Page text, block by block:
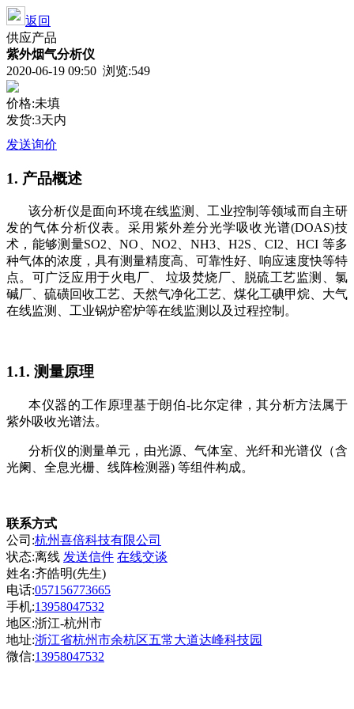
返回
供应产品
紫外烟气分析仪
2020-06-19 09:50 浏览:549
价格:未填
发货:3天内
发送询价
1. 产品概述
该分析仪是面向环境在线监测、工业控制等领域而自主研
发的气体分析仪表。采用紫外差分光学吸收光谱(DOAS)技
术，能够测量SO2、NO、NO2、NH3、H2S、CI2、HCI 等多
种气体的浓度，具有测量精度高、可靠性好、响应速度快等特
点。可广泛应用于火电厂、 垃圾焚烧厂、脱硫工艺监测、氯
碱厂、硫磺回收工艺、天然气净化工艺、煤化工碘甲烷、大气
在线监测、工业锅炉窑炉等在线监测以及过程控制。
1.1. 测量原理
本仪器的工作原理基于朗伯-比尔定律，其分析方法属于
紫外吸收光谱法。
分析仪的测量单元，由光源、气体室、光纤和光谱仪（含
光阑、全息光栅、线阵检测器) 等组件构成。
联系方式
公司:杭州喜倍科技有限公司
状态:离线 发送信件 在线交谈
姓名:齐皓明(先生)
电话:057156773665
手机:13958047532
地区:浙江-杭州市
地址:浙江省杭州市余杭区五常大道达峰科技园
微信:13958047532